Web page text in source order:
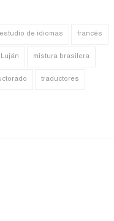
estudio de idiomas francés
Luján mistura brasilera
traductores